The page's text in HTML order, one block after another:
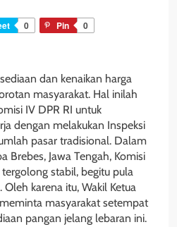
0 Pin
0
dan kenaikan harga
masyarakat. Hal inilah
IV DPR RI untuk
dengan melakukan Inspeksi
pasar tradisional. Dalam
Brebes, Jawa Tengah, Komisi
stabil, begitu pula
karena itu, Wakil Ketua
masyarakat setempat
pangan jelang lebaran ini.